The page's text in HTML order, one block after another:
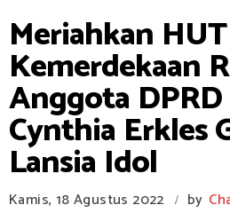
Meriahkan HUT
Kemerdekaan
Anggota
Cynthia Erkles
Lansia Idol
Kamis, 18 Agustus 2022 / by